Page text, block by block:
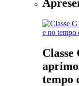
Classe
tempo